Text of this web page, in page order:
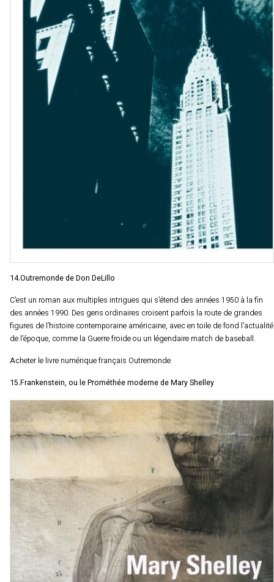
14.Outremonde de Don DeLillo
C’est un roman aux multiples intrigues qui s’étend des années 1950 à la fin
des années 1990. Des gens ordinaires croisent parfois la route de grandes
figures de l’histoire contemporaine américaine, avec en toile de fond l’actualité
de l’époque, comme la Guerre froide ou un légendaire match de baseball.
Acheter le livre numérique français Outremonde
15.Frankenstein, ou le Prométhée moderne de Mary Shelley